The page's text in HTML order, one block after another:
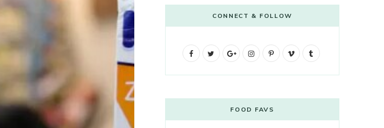
CONNECT & FOLLOW
F
b
t
G
g
l
I
t
a
P
e
V
o
l
FOOD FAVS